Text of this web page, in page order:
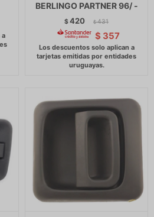
BERLINGO PARTNER 96/ -
$420 $ 431
$ 357